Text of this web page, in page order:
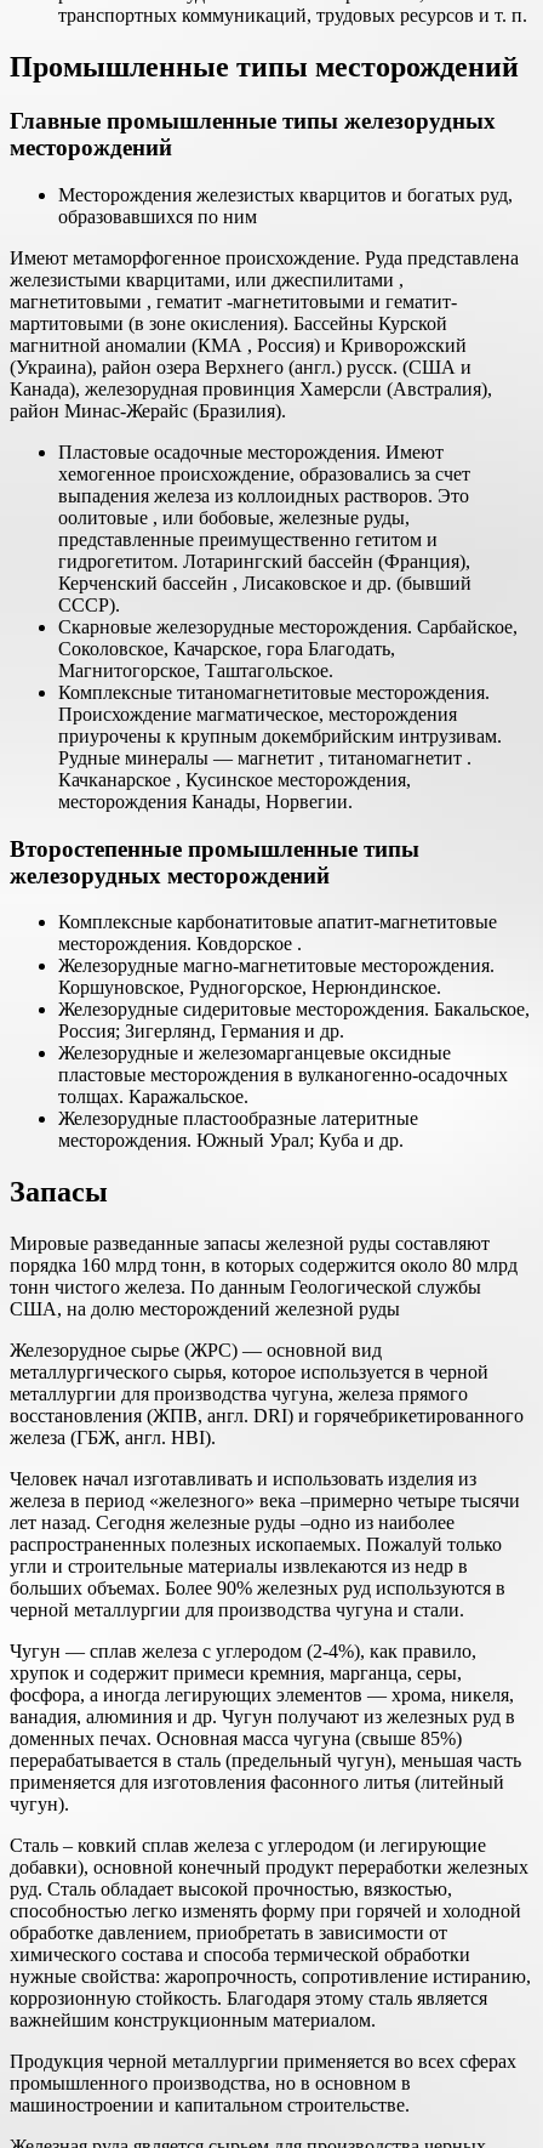
транспортных коммуникаций, трудовых ресурсов и т. п.
Промышленные типы месторождений
Главные промышленные типы железорудных
месторождений
Месторождения железистых кварцитов и богатых руд,
образовавшихся по ним
Имеют метаморфогенное происхождение. Руда представлена
железистыми кварцитами, или джеспилитами ,
магнетитовыми , гематит -магнетитовыми и гематит-
мартитовыми (в зоне окисления). Бассейны Курской
магнитной аномалии (КМА , Россия) и Криворожский
(Украина), район озера Верхнего (англ.) русск. (США и
Канада), железорудная провинция Хамерсли (Австралия),
район Минас-Жерайс (Бразилия).
Пластовые осадочные месторождения. Имеют
хемогенное происхождение, образовались за счет
выпадения железа из коллоидных растворов. Это
оолитовые , или бобовые, железные руды,
представленные преимущественно гетитом и
гидрогетитом. Лотарингский бассейн (Франция),
Керченский бассейн , Лисаковское и др. (бывший
СССР).
Скарновые железорудные месторождения. Сарбайское,
Соколовское, Качарское, гора Благодать,
Магнитогорское, Таштагольское.
Комплексные титаномагнетитовые месторождения.
Происхождение магматическое, месторождения
приурочены к крупным докембрийским интрузивам.
Рудные минералы — магнетит , титаномагнетит .
Качканарское , Кусинское месторождения,
месторождения Канады, Норвегии.
Второстепенные промышленные типы
железорудных месторождений
Комплексные карбонатитовые апатит-магнетитовые
месторождения. Ковдорское .
Железорудные магно-магнетитовые месторождения.
Коршуновское, Рудногорское, Нерюндинское.
Железорудные сидеритовые месторождения. Бакальское,
Россия; Зигерлянд, Германия и др.
Железорудные и железомарганцевые оксидные
пластовые месторождения в вулканогенно-осадочных
толщах. Каражальское.
Железорудные пластообразные латеритные
месторождения. Южный Урал; Куба и др.
Запасы
Мировые разведанные запасы железной руды составляют
порядка 160 млрд тонн, в которых содержится около 80 млрд
тонн чистого железа. По данным Геологической службы
США, на долю месторождений железной руды
Железорудное сырье (ЖРС) — основной вид
металлургического сырья, которое используется в черной
металлургии для производства чугуна, железа прямого
восстановления (ЖПВ, англ. DRI) и горячебрикетированного
железа (ГБЖ, англ. HBI).
Человек начал изготавливать и использовать изделия из
железа в период «железного» века –примерно четыре тысячи
лет назад. Сегодня железные руды –одно из наиболее
распространенных полезных ископаемых. Пожалуй только
угли и строительные материалы извлекаются из недр в
больших объемах. Более 90% железных руд используются в
черной металлургии для производства чугуна и стали.
Чугун — сплав железа с углеродом (2-4%), как правило,
хрупок и содержит примеси кремния, марганца, серы,
фосфора, а иногда легирующих элементов — хрома, никеля,
ванадия, алюминия и др. Чугун получают из железных руд в
доменных печах. Основная масса чугуна (свыше 85%)
перерабатывается в сталь (предельный чугун), меньшая часть
применяется для изготовления фасонного литья (литейный
чугун).
Сталь – ковкий сплав железа с углеродом (и легирующие
добавки), основной конечный продукт переработки железных
руд. Сталь обладает высокой прочностью, вязкостью,
способностью легко изменять форму при горячей и холодной
обработке давлением, приобретать в зависимости от
химического состава и способа термической обработки
нужные свойства: жаропрочность, сопротивление истиранию,
коррозионную стойкость. Благодаря этому сталь является
важнейшим конструкционным материалом.
Продукция черной металлургии применяется во всех сферах
промышленного производства, но в основном в
машиностроении и капитальном строительстве.